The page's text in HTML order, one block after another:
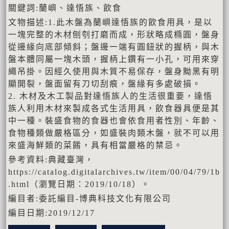
關鍵詞:蘭嶼、達悟族、飲食
文物描述:1.此木盤為蘭嶼達悟族的飲食用具，是以
一塊完整的木材刨刳打磨而成，形狀略成橢圓，盤身
從邊緣向底部傾斜；盤邊一端有圓鈕狀的握柄，與木
盤本體同屬一塊木頭，握柄上鑽有一小孔，可用來穿
繩吊掛。因經久使用與木質不易保存，盤身黝黑有明
顯開裂，盤面留有刀切刮痕，盤緣有多處破損。
2. 木材及木工製品對達悟族人的生活很重要，達悟
族人利用木材來製成各式生活用具，飲食器具便是其
中一種。裝盛食物的食器也會依食用者性別、年齡、
食物種類做嚴格區分，如盛裝肉類木盤，就不可以用
來盛海鮮類的菜餚，具有相當嚴格的禁忌。
參考資料:典藏臺灣，
https://catalog.digitalarchives.tw/item/00/04/79/1b
.html（瀏覽日期：2019/10/18）。
編目者:委託編目-博典科技文化有限公司
編目日期:2019/12/17